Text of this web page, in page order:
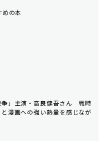
めの本
争」主演・高良健吾さん 戦時
漫画への強い熱量を感じなが